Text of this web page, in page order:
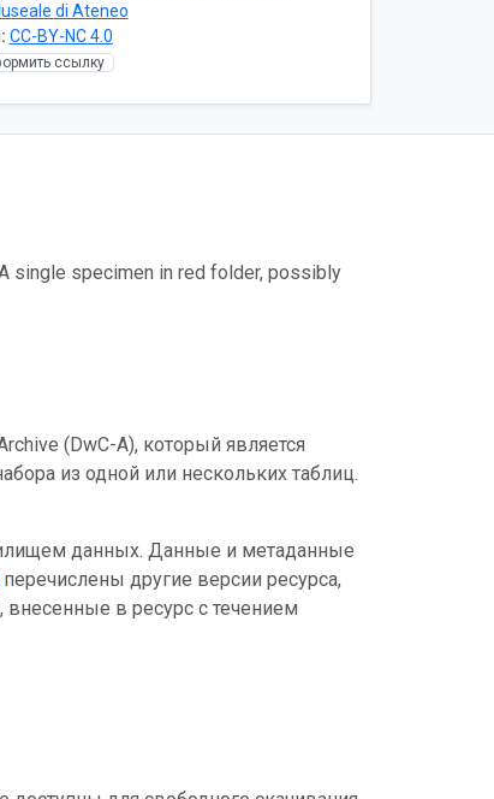
di Ateneo
CC-BY-NC 4.0
ссылку
single specimen in red folder, possibly
(DwC-A), который является
из одной или нескольких таблиц.
данных. Данные и метаданные
перечислены другие версии ресурса,
в ресурс с течением